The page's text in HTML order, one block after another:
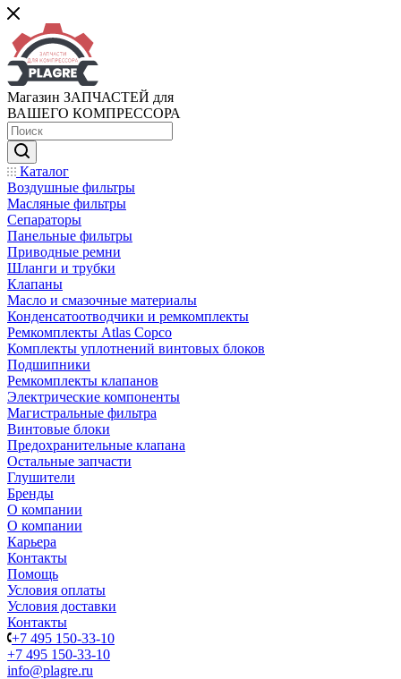
Магазин ЗАПЧАСТЕЙ для
ВАШЕГО КОМПРЕССОРА
Каталог
Воздушные фильтры
Масляные фильтры
Сепараторы
Панельные фильтры
Приводные ремни
Шланги и трубки
Клапаны
Масло и смазочные материалы
Конденсатоотводчики и ремкомплекты
Ремкомплекты Atlas Copco
Комплекты уплотнений винтовых блоков
Подшипники
Ремкомплекты клапанов
Электрические компоненты
Магистральные фильтра
Винтовые блоки
Предохранительные клапана
Остальные запчасти
Глушители
Бренды
О компании
О компании
Карьера
Контакты
Помощь
Условия оплаты
Условия доставки
Контакты
+7 495 150-33-10
+7 495 150-33-10
info@plagre.ru